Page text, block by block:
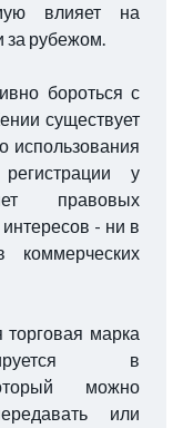
влияет на
за рубежом.
бороться с
существует
использования
у
правовых
- ни в
торговая марка
в
можно
или